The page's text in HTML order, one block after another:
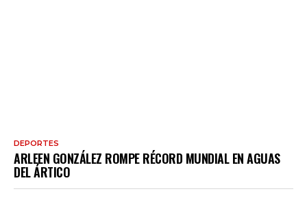
DEPORTES
ARLEEN GONZÁLEZ ROMPE RÉCORD MUNDIAL EN AGUAS
DEL ÁRTICO